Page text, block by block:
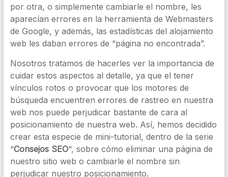
por otra, o simplemente cambiarle el nombre, les
aparecían errores en la herramienta de Webmasters
de Google, y además, las estadísticas del alojamiento
web les daban errores de “página no encontrada”.
Nosotros tratamos de hacerles ver la importancia de
cuidar estos aspectos al detalle, ya que el tener
vínculos rotos o provocar que los motores de
búsqueda encuentren errores de rastreo en nuestra
web nos puede perjudicar bastante de cara al
posicionamiento de nuestra web. Así, hemos decidido
crear esta especie de mini-tutorial, dentro de la serie
“Consejos SEO“, sobre cómo eliminar una página de
nuestro sitio web o cambiarle el nombre sin
perjudicar nuestro posicionamiento.